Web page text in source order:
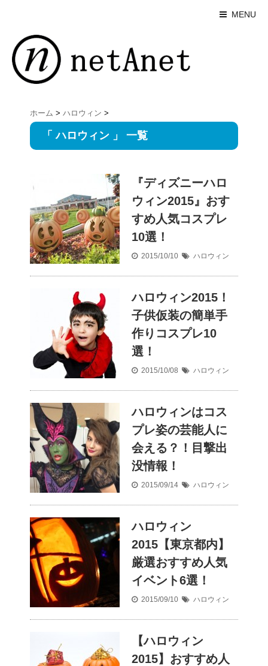
MENU
ホーム > ハロウィン >
「 ハロウィン 」 一覧
『ディズニーハロ
ウィン2015』おす
すめ人気コスプレ
10選！
2015/10/10 ハロウィン
ハロウィン2015！
子供仮装の簡単手
作りコスプレ10
選！
2015/10/08 ハロウィン
ハロウィンはコス
プレ姿の芸能人に
会える？！目撃出
没情報！
2015/09/14 ハロウィン
ハロウィン
2015【東京都内】
厳選おすすめ人気
イベント6選！
2015/09/10 ハロウィン
【ハロウィン
2015】おすすめ人